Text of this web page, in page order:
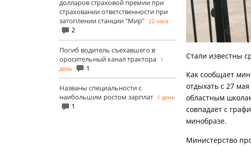
долларов страховой премии при
страховании ответственности при
затоплении станции "Мир" 22 часа
2
Погиб водитель съехавшего в
оросительный канал трактора 1
день
1
Названы специальности с
наибольшим ростом зарплат 1 день
1
Стали известны
Как сообщает
отдыхать с 27
областным
совпадает с
минобразе.
Министерство